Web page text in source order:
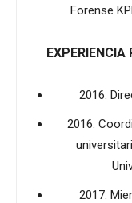
Forense
2016:
2016:
2017: